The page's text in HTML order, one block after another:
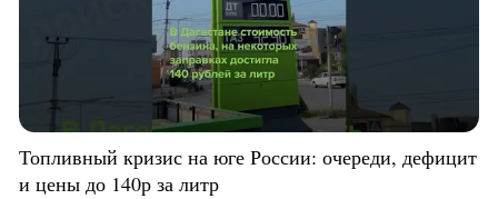
Топливный кризис на юге России: очереди, дефицит
и цены до 140р за литр